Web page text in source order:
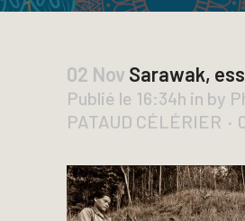
02 Nov Sarawak,
Publié le 16:34h in by
PATAUD CÉLÉRIER